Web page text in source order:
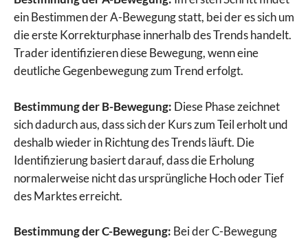
ein Bestimmen der A-Bewegung statt, bei der es sich um
die erste Korrekturphase innerhalb des Trends handelt.
Trader identifizieren diese Bewegung, wenn eine
deutliche Gegenbewegung zum Trend erfolgt.
Bestimmung der B-Bewegung: Diese Phase zeichnet
sich dadurch aus, dass sich der Kurs zum Teil erholt und
deshalb wieder in Richtung des Trends läuft. Die
Identifizierung basiert darauf, dass die Erholung
normalerweise nicht das ursprüngliche Hoch oder Tief
des Marktes erreicht.
Bestimmung der C-Bewegung: Bei der C-Bewegung